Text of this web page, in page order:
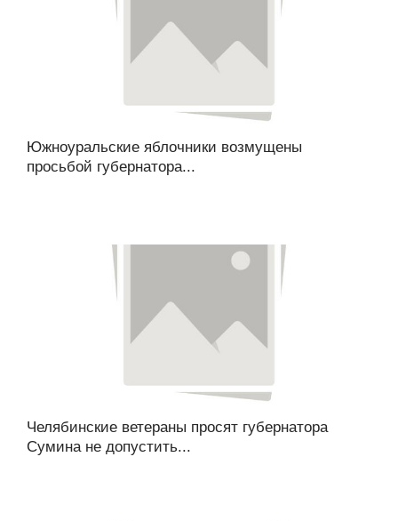
Южноуральские яблочники возмущены
просьбой губернатора...
Челябинские ветераны просят губернатора
Сумина не допустить...